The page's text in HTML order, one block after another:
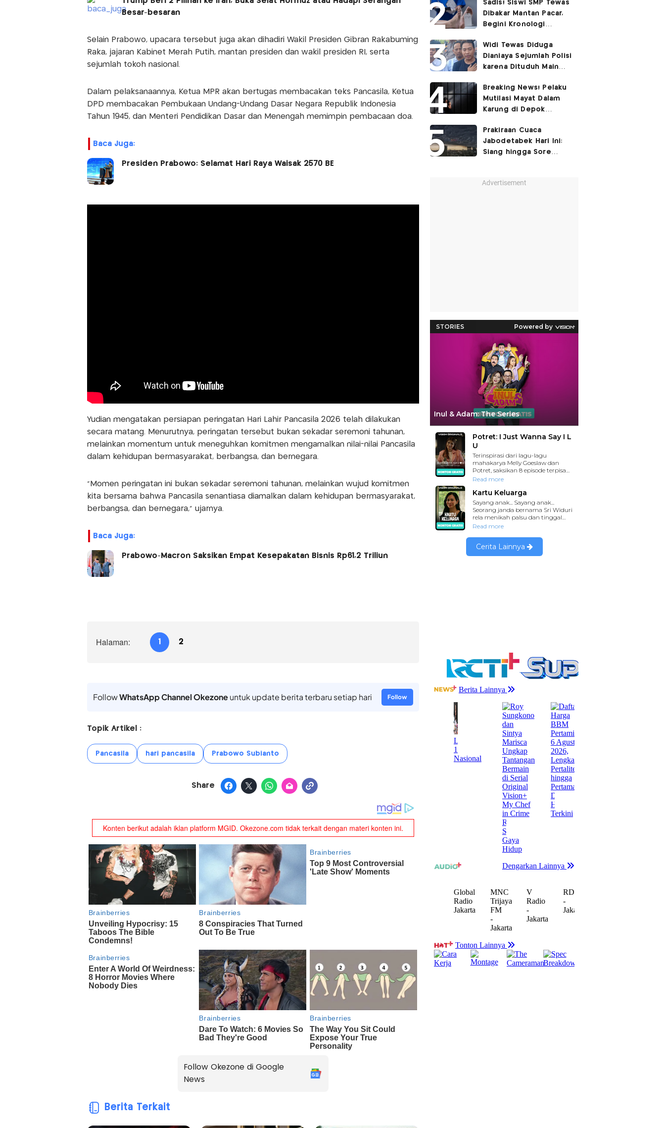
Besar-besaran
Selain Prabowo, upacara tersebut juga akan dihadiri Wakil Presiden Gibran Rakabuming
Raka, jajaran Kabinet Merah Putih, mantan presiden dan wakil presiden RI, serta
sejumlah tokoh nasional.
Dalam pelaksanaannya, Ketua MPR akan bertugas membacakan teks Pancasila, Ketua
DPD membacakan Pembukaan Undang-Undang Dasar Negara Republik Indonesia
Tahun 1945, dan Menteri Pendidikan Dasar dan Menengah memimpin pembacaan doa.
Baca Juga:
Presiden Prabowo: Selamat Hari Raya Waisak 2570 BE
Yudian mengatakan persiapan peringatan Hari Lahir Pancasila 2026 telah dilakukan
secara matang. Menurutnya, peringatan tersebut bukan sekadar seremoni tahunan,
melainkan momentum untuk meneguhkan komitmen mengamalkan nilai-nilai Pancasila
dalam kehidupan bermasyarakat, berbangsa, dan bernegara.
"Momen peringatan ini bukan sekadar seremoni tahunan, melainkan wujud komitmen
kita bersama bahwa Pancasila senantiasa diamalkan dalam kehidupan bermasyarakat,
berbangsa, dan bernegara," ujarnya.
Baca Juga:
Prabowo-Macron Saksikan Empat Kesepakatan Bisnis Rp61,2 Triliun
Halaman: 1 2
FollowWhatsApp Channel Okezoneuntuk update berita terbaru setiap hari Follow
Topik Artikel :
Pancasila hari pancasila Prabowo Subianto
Share
Follow Okezone di Google
News
Berita Terkait
Nama
Sadis! Siswi SMP Tewas
Dibakar Mantan Pacar,
Begini Kronologi
Widi Tewas Diduga
Dianiaya Sejumlah Polisi
karena Dituduh Main
Breaking News! Pelaku
Mutilasi Mayat Dalam
Karung di Depok
Prakiraan Cuaca
Jabodetabek Hari Ini:
Siang hingga Sore
Advertisement